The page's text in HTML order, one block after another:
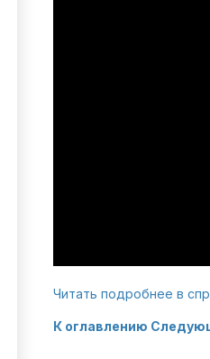
Читать подробнее в
К оглавлению